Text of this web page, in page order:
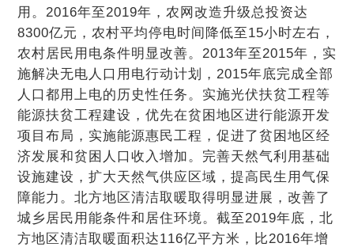
用。2016年至2019年，农网改造升级总投资达
8300亿元，农村平均停电时间降低至15小时左右，
农村居民用电条件明显改善。2013年至2015年，实
施解决无电人口用电行动计划，2015年底完成全部
人口都用上电的历史性任务。实施光伏扶贫工程等
能源扶贫工程建设，优先在贫困地区进行能源开发
项目布局，实施能源惠民工程，促进了贫困地区经
济发展和贫困人口收入增加。完善天然气利用基础
设施建设，扩大天然气供应区域，提高民生用气保
障能力。北方地区清洁取暖取得明显进展，改善了
城乡居民用能条件和居住环境。截至2019年底，北
方地区清洁取暖面积达116亿平方米，比2016年增